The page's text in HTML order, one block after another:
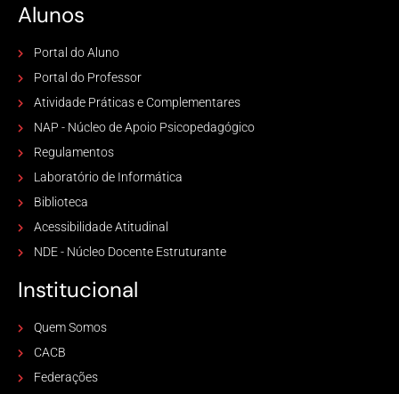
Alunos
Portal do Aluno
Portal do Professor
Atividade Práticas e Complementares
NAP - Núcleo de Apoio Psicopedagógico
Regulamentos
Laboratório de Informática
Biblioteca
Acessibilidade Atitudinal
NDE - Núcleo Docente Estruturante
Institucional
Quem Somos
CACB
Federações